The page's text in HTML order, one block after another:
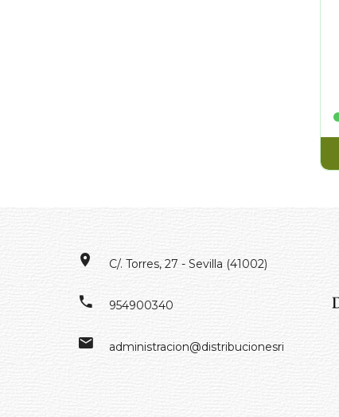
C/. Torres, 27 - Sevilla (41002)
954900340
administracion@distribucionesrivero.es